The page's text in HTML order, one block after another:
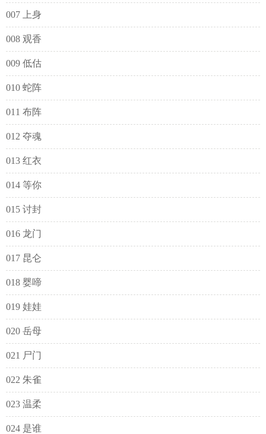
007 上身
008 观香
009 低估
010 蛇阵
011 布阵
012 夺魂
013 红衣
014 等你
015 讨封
016 龙门
017 昆仑
018 婴啼
019 娃娃
020 岳母
021 尸门
022 朱雀
023 温柔
024 是谁